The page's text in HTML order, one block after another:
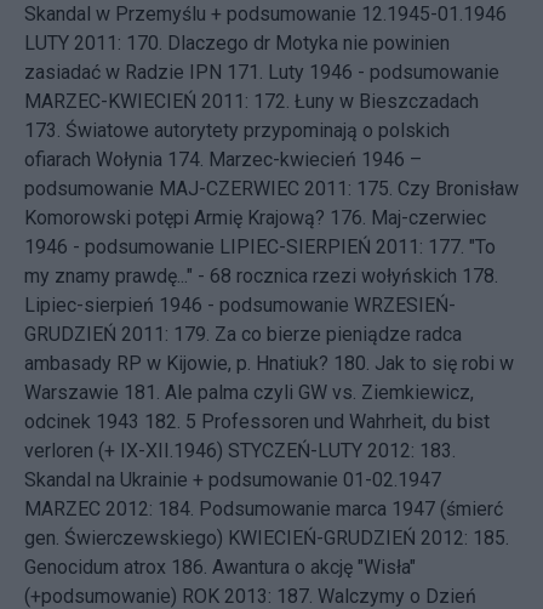
Skandal w Przemyślu + podsumowanie 12.1945-01.1946
LUTY 2011: 170. Dlaczego dr Motyka nie powinien
zasiadać w Radzie IPN 171.
Luty 1946 - podsumowanie
MARZEC-KWIECIEŃ 2011: 172. Łuny w Bieszczadach
173. Światowe autorytety przypominają o polskich
ofiarach Wołynia 174. Marzec-kwiecień 1946 –
podsumowanie MAJ-CZERWIEC 2011: 175. Czy Bronisław
Komorowski potępi Armię Krajową? 176. Maj-czerwiec
1946 - podsumowanie LIPIEC-SIERPIEŃ 2011: 177. "To
my znamy prawdę..." - 68 rocznica rzezi wołyńskich 178.
Lipiec-sierpień 1946 - podsumowanie WRZESIEŃ-
GRUDZIEŃ 2011: 179. Za co bierze pieniądze radca
ambasady RP w Kijowie, p. Hnatiuk? 180. Jak to się robi w
Warszawie 181. Ale palma czyli GW vs. Ziemkiewicz,
odcinek 1943 182. 5 Professoren und Wahrheit, du bist
verloren (+ IX-XII.1946) STYCZEŃ-LUTY 2012: 183.
Skandal na Ukrainie + podsumowanie 01-02.1947
MARZEC 2012: 184. Podsumowanie marca 1947 (śmierć
gen. Świerczewskiego) KWIECIEŃ-GRUDZIEŃ 2012: 185.
Genocidum atrox 186. Awantura o akcję "Wisła"
(+podsumowanie) ROK 2013: 187. Walczymy o Dzień